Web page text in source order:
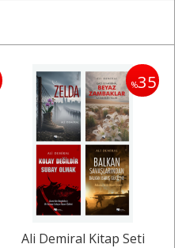
%35
Ali Demiral Kitap Seti